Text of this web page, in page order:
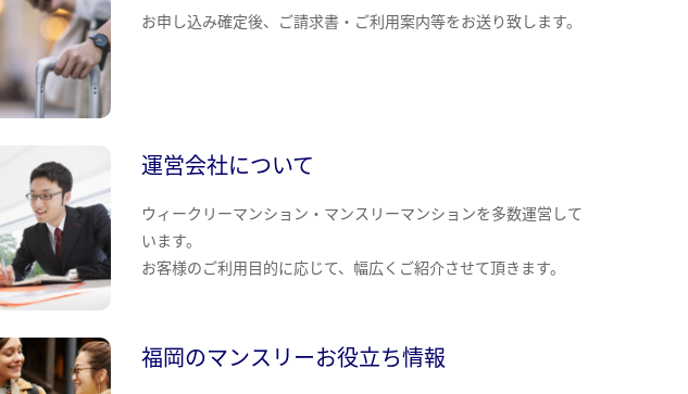
お申し込み確定後、ご請求書・ご利用案内等をお送り致します。
運営会社について
ウィークリーマンション・マンスリーマンションを多数運営して
います。
お客様のご利用目的に応じて、幅広くご紹介させて頂きます。
福岡のマンスリーお役立ち情報